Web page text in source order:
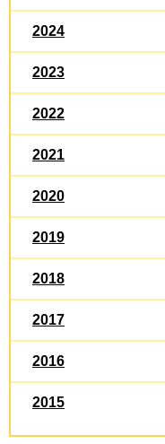
2024
2023
2022
2021
2020
2019
2018
2017
2016
2015